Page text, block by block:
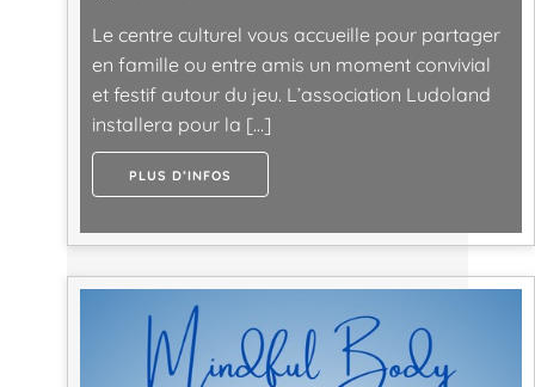
Le centre culturel vous accueille pour partager
en famille ou entre amis un moment convivial
et festif autour du jeu. L’association Ludoland
installera pour la […]
PLUS D’INFOS